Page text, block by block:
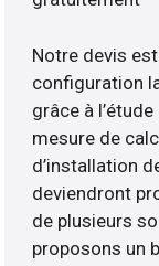
Notre devis
configuration
grâce à
mesure de
d’installation
deviendront
de plusieurs
proposons un